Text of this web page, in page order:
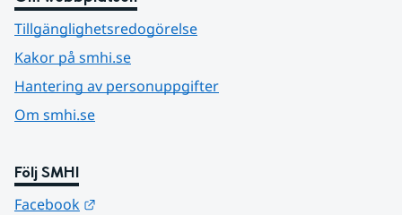
Tillgänglighetsredogörelse
Kakor på smhi.se
Hantering av personuppgifter
Om smhi.se
Följ SMHI
Facebook